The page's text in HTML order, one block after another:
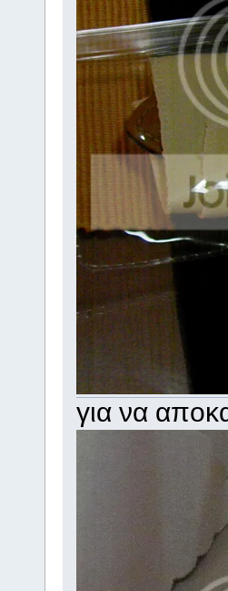
για να